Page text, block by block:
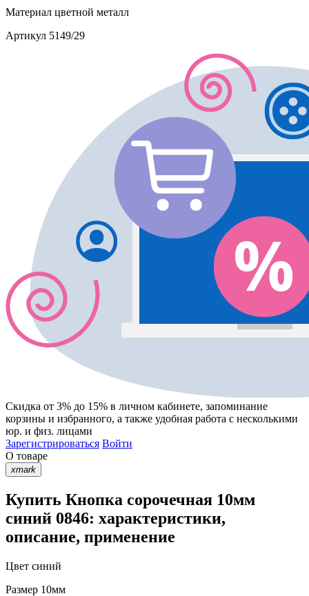
Материал цветной металл
Артикул 5149/29
Скидка от 3% до 15% в личном кабинете, запоминание
корзины и избранного, а также удобная работа с несколькими
юр. и физ. лицами
Зарегистрироваться Войти
О товаре
xmark
Купить Кнопка сорочечная 10мм
синий 0846: характеристики,
описание, применение
Цвет синий
Размер 10мм